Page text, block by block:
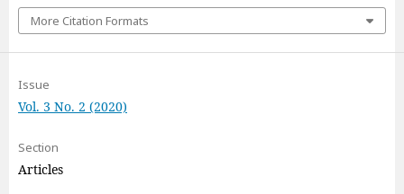
More Citation Formats
Issue
Vol. 3 No. 2 (2020)
Section
Articles